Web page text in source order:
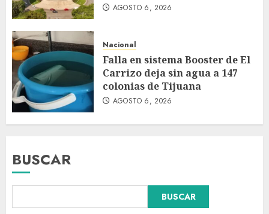
AGOSTO 6, 2026
Nacional
Falla en sistema Booster de El
Carrizo deja sin agua a 147
colonias de Tijuana
AGOSTO 6, 2026
BUSCAR
BUSCAR
Dos demandas contra Bad